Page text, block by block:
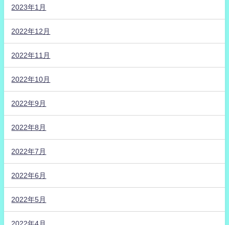
2023年1月
2022年12月
2022年11月
2022年10月
2022年9月
2022年8月
2022年7月
2022年6月
2022年5月
2022年4月